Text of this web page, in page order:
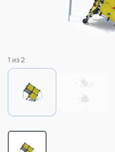
3 категории
1 из2